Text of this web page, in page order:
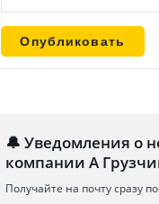
🔔 Уведомления о
компании А
Получайте на почту сразу